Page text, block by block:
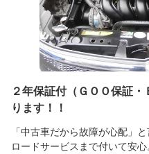
２年保証付（ＧＯＯ保証
ります！！
「中古車だから故障が心配」
ロードサービスまで付いて安